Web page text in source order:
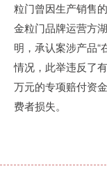
粒门曾因生产销售
金粒门品牌运营方
明，承认案涉产品“
情况，此举违反了
万元的专项赔付资
费者损失。